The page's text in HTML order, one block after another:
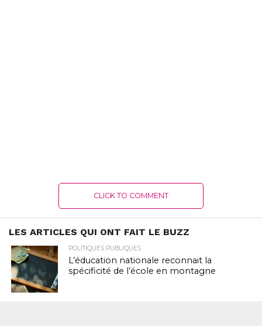
CLICK TO COMMENT
LES ARTICLES QUI ONT FAIT LE BUZZ
POLITIQUES PUBLIQUES
L’éducation nationale reconnait la
spécificité de l’école en montagne